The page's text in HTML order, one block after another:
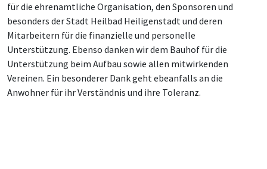
für die ehrenamtliche Organisation, den Sponsoren und
besonders der Stadt Heilbad Heiligenstadt und deren
Mitarbeitern für die finanzielle und personelle
Unterstützung. Ebenso danken wir dem Bauhof für die
Unterstützung beim Aufbau sowie allen mitwirkenden
Vereinen. Ein besonderer Dank geht ebeanfalls an die
Anwohner für ihr Verständnis und ihre Toleranz.